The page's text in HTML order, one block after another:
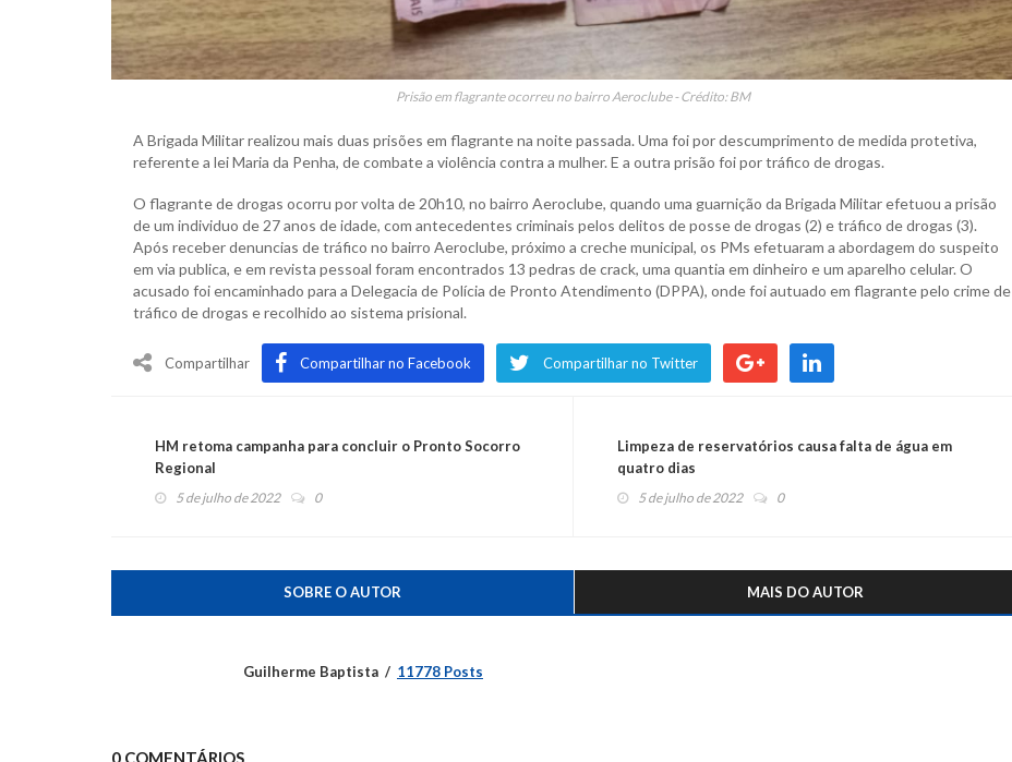
Prisão em flagrante ocorreu no bairro Aeroclube - Crédito: BM
A Brigada Militar realizou mais duas prisões em flagrante na noite passada. Uma foi por descumprimento de medida protetiva,
referente a lei Maria da Penha, de combate a violência contra a mulher. E a outra prisão foi por tráfico de drogas.
O flagrante de drogas ocorru por volta de 20h10, no bairro Aeroclube, quando uma guarnição da Brigada Militar efetuou a prisão
de um individuo de 27 anos de idade, com antecedentes criminais pelos delitos de posse de drogas (2) e tráfico de drogas (3).
Após receber denuncias de tráfico no bairro Aeroclube, próximo a creche municipal, os PMs efetuaram a abordagem do suspeito
em via publica, e em revista pessoal foram encontrados 13 pedras de crack, uma quantia em dinheiro e um aparelho celular. O
acusado foi encaminhado para a Delegacia de Polícia de Pronto Atendimento (DPPA), onde foi autuado em flagrante pelo crime de
tráfico de drogas e recolhido ao sistema prisional.
Compartilhar Compartilhar no Facebook Compartilhar no Twitter
HM retoma campanha para concluir o Pronto Socorro
Regional
5 de julho de 2022 0
Limpeza de reservatórios causa falta de água em
quatro dias
5 de julho de 2022 0
SOBRE O AUTOR MAIS DO AUTOR
Guilherme Baptista 11778 Posts
0 COMENTÁRIOS